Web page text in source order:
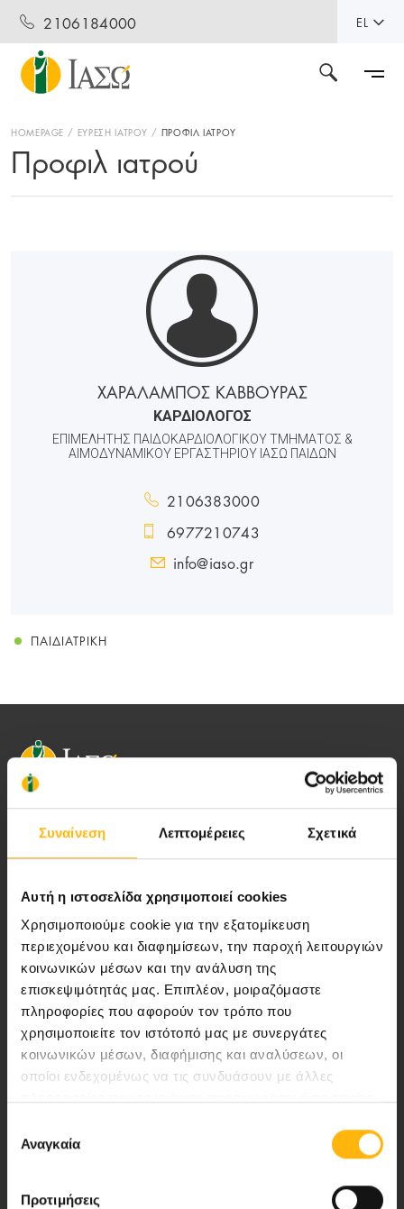
Συναίνεση Λεπτομέρειες Σχετικά
Αυτή η ιστοσελίδα χρησιμοποιεί cookies
Χρησιμοποιούμε cookie για την εξατομίκευση
περιεχομένου και διαφημίσεων, την παροχή λειτουργιών
κοινωνικών μέσων και την ανάλυση της
επισκεψιμότητάς μας. Επιπλέον, μοιραζόμαστε
πληροφορίες που αφορούν τον τρόπο που
χρησιμοποιείτε τον ιστότοπό μας με συνεργάτες
κοινωνικών μέσων, διαφήμισης και αναλύσεων, οι
οποίοι ενδεχομένως να τις συνδυάσουν με άλλες
των υπηρεσιών τους.
συγκατάθεσης
Αναγκαία
Προτιμήσεις
2106184000 EL
HOMEPAGE ΕΥΡΕΣΗ ΙΑΤΡΟΥ ΠΡΟΦΙΛ ΙΑΤΡΟΥ
Προφιλ ιατρού
ΧΑΡΑΛΑΜΠΟΣ ΚΑΒΒΟΥΡΑΣ
ΚΑΡΔΙΟΛΟΓΟΣ
ΕΠΙΜΕΛΗΤΗΣ ΠΑΙΔΟΚΑΡΔΙΟΛΟΓΙΚΟΥ ΤΜΗΜΑΤΟΣ &
ΑΙΜΟΔΥΝΑΜΙΚΟΥ ΕΡΓΑΣΤΗΡΙΟΥ ΙΑΣΩ ΠΑΙΔΩΝ
2106383000
6977210743
info@iaso.gr
ΠΑΙΔΙΑΤΡΙΚΉ
Αποστολή μας να παρέχουμε υψηλής
ποιότητας ολοκληρωμένες υπηρεσίες
Περιοχή Ιατρών
Εκδηλώσεις
151 23 Μαρούσι, Αθήνα Τηλ. Κέντρο: 210 61 84 000
Επικοινωνία